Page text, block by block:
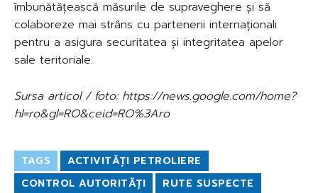
îmbunătățească măsurile de supraveghere și să
colaboreze mai strâns cu partenerii internaționali
pentru a asigura securitatea și integritatea apelor
sale teritoriale.
Sursa articol / foto: https://news.google.com/home?
hl=ro&gl=RO&ceid=RO%3Aro
TAGS
ACTIVITĂȚI PETROLIERE
CONTROL AUTORITĂȚI
RUTE SUSPECTE